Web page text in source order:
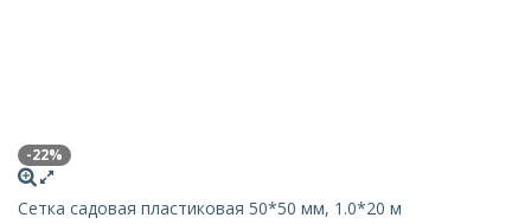
-22%
Сетка садовая пластиковая 50*50 мм, 1.0*20 м